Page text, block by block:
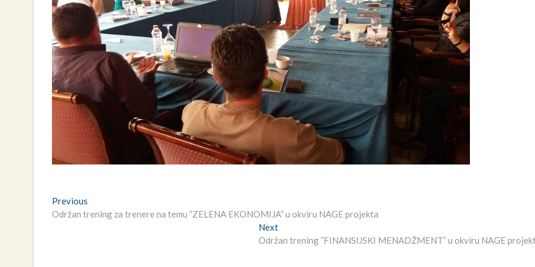
Navigacija
članaka
Previous
post:
Održan trening za trenere na temu ”ZELENA EKONOMIJA” u okviru NAGE projekta
NextNext
post:
Održan trening ”FINANSIJSKI MENADŽMENT” u okviru NAGE